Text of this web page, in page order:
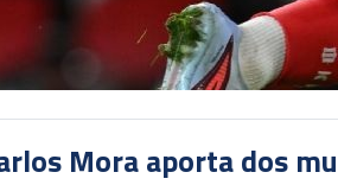
Mora aporta dos